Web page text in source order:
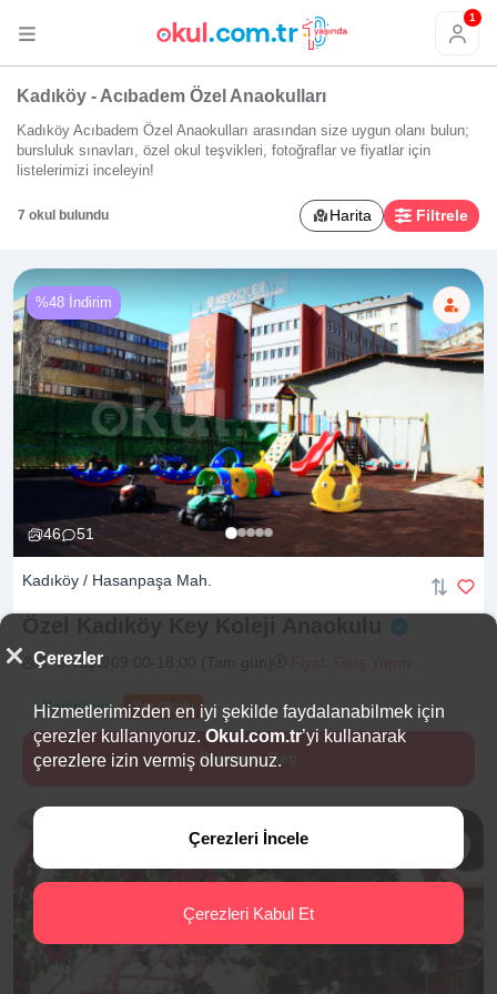
1
Kadıköy - Acıbadem Özel Anaokulları
Kadıköy Acıbadem Özel Anaokulları arasından size uygun olanı bulun;
bursluluk sınavları, özel okul teşvikleri, fotoğraflar ve fiyatlar için
listelerimizi inceleyin!
7 okul bulundu Harita Filtrele
46 51
%48 İndirim
Kadıköy / Hasanpaşa Mah.
3 -6 Yaş
+ Kampanya Yaz Okulu
İletişime Geç
Çerezler
Hizmetlerimizden en iyi şekilde faydalanabilmek için
çerezler kullanıyoruz. Okul.com.tr’yi kullanarak
çerezlere izin vermiş olursunuz.
Çerezleri İncele
Çerezleri Kabul Et